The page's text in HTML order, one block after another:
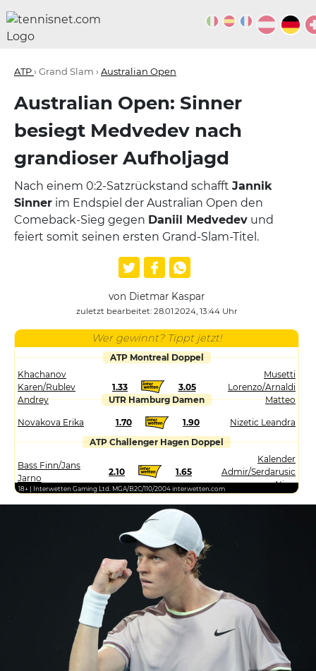
ATP› Grand Slam › Australian Open
Australian Open: Sinner
besiegt Medvedev nach
grandioser Aufholjagd
Nach einem 0:2-Satzrückstand schafft Jannik
Sinner im Endspiel der Australian Open den
Comeback-Sieg gegen Daniil Medvedev und
feiert somit seinen ersten Grand-Slam-Titel.
von Dietmar Kaspar
zuletzt bearbeitet: 28.01.2024, 13:44 Uhr
Wer gewinnt? Tippt jetzt!
ATP Montreal Doppel
Khachanov
Karen/Rublev
Andrey
1.33 3.05
Musetti
Lorenzo/Arnaldi
Matteo
UTR Hamburg Damen
Novakova Erika 1.70 1.90
Nizetic Leandra
ATP Challenger Hagen Doppel
Bass Finn/Jans
Jarno
2.10 1.65
Kalender
Admir/Serdarusic
Nino
18+ | Interwetten Gaming Ltd. MGA/B2C/110/2004 interwetten.com